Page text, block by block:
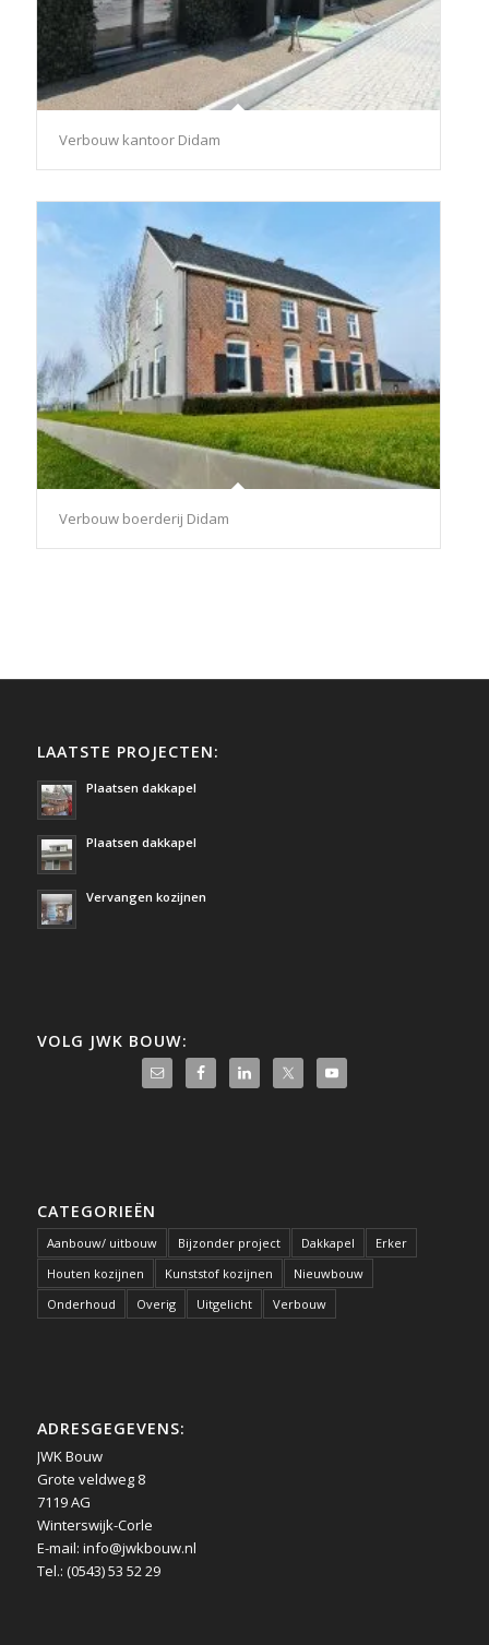
Verbouw kantoor Didam
Verbouw boerderij Didam
LAATSTE PROJECTEN:
Plaatsen dakkapel
Plaatsen dakkapel
Vervangen kozijnen
VOLG JWK BOUW:
CATEGORIEËN
Aanbouw/ uitbouw Bijzonder project Dakkapel
Erker
Houten kozijnen
Kunststof kozijnen
Nieuwbouw
Onderhoud
Overig Uitgelicht Verbouw
ADRESGEGEVENS:
JWK Bouw
Grote veldweg 8
7119 AG
Winterswijk-Corle
E-mail: info@jwkbouw.nl
Tel.: (0543) 53 52 29